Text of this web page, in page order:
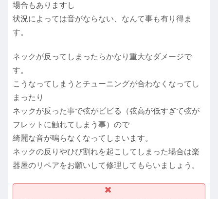
場合もありますし
状況によっては音がならない、なんて事も有り得ま
す。
ネックが反ってしまったらかなり重大なダメージで
す。
こうなってしまうとチューニングが合わなくなってし
まったり
ネックが反った事で弦がビビる（弦高が低すぎて弦が
フレットに触れてしまう事）ので
綺麗な音が鳴らなくなってしまいます。
ネックの反りやひび割れを起こしてしまった場合は楽
器屋のリペアをお願いして修理してもらいましょう。